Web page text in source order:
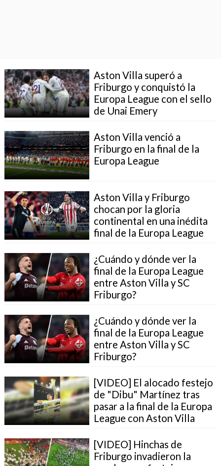
Aston Villa superó a
Friburgo y conquistó la
Europa League con el sello
de Unai Emery
Aston Villa venció a
Friburgo en la final de la
Europa League
Aston Villa y Friburgo
chocan por la gloria
continental en una inédita
final de la Europa League
¿Cuándo y dónde ver la
final de la Europa League
entre Aston Villa y SC
Friburgo?
¿Cuándo y dónde ver la
final de la Europa League
entre Aston Villa y SC
Friburgo?
[VIDEO] El alocado festejo
de "Dibu" Martínez tras
pasar a la final de la Europa
League con Aston Villa
[VIDEO] Hinchas de
Friburgo invadieron la